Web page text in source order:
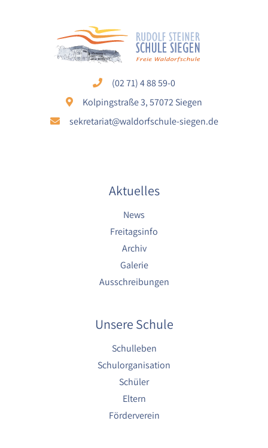
(02 71) 4 88 59-0
Kolpingstraße 3, 57072 Siegen
sekretariat@waldorfschule-siegen.de
Aktuelles
News
Freitagsinfo
Archiv
Galerie
Ausschreibungen
Unsere Schule
Schulleben
Schulorganisation
Schüler
Eltern
Förderverein
YouTube
Name:
Anbieter:
und Benutzererfahrung.